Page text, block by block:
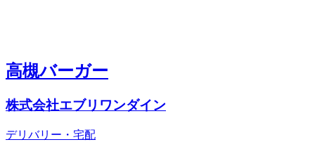
高槻バーガー
株式会社エブリワンダイン
デリバリー・宅配